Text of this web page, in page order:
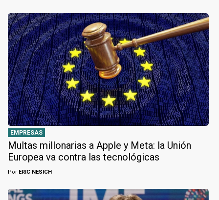
EMPRESAS
Multas millonarias a Apple y Meta: la Unión
Europea va contra las tecnológicas
Por ERIC NESICH